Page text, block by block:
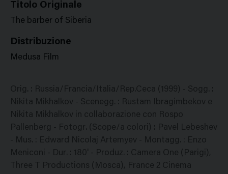
Titolo Originale
The barber of Siberia
Distribuzione
Medusa Film
Orig. : Russia/Francia/Italia/Rep.Ceca (1999) - Sogg. :
Nikita Mikhalkov - Scenegg. : Rustam Ibragimbekov e
Nikita Mikhalkov in collaborazione con Rospo
Pallenberg - Fotogr. (Scope/a colori) : Pavel Lebeshev
- Mus. : Edward Nicolaj Artemyev - Montagg. : Enzo
Meniconi - Dur. : 180' - Produz. : Camera One (Parigi),
Three T Productions (Mosca), France 2 Cinema